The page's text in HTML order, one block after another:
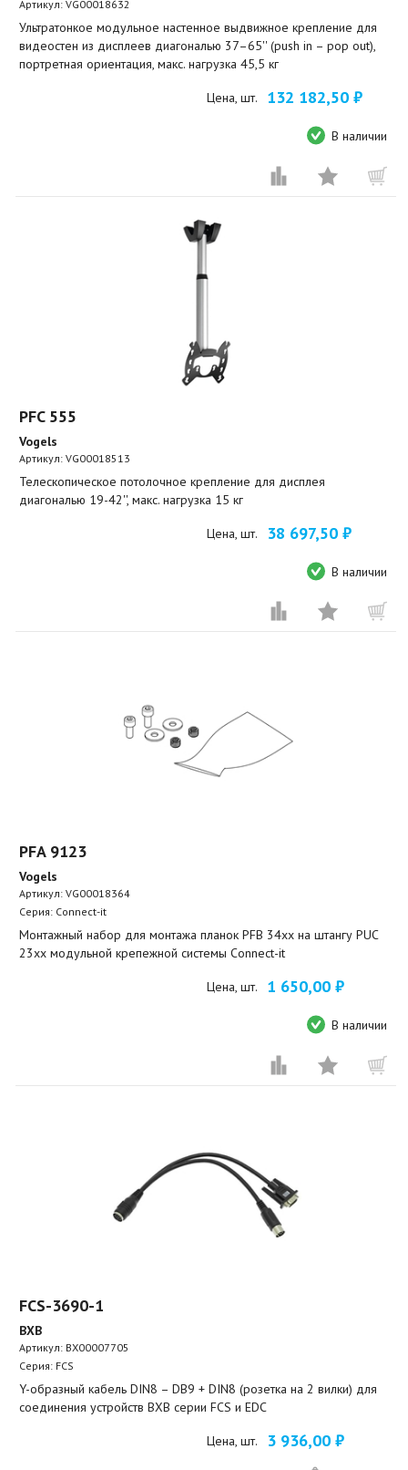
Артикул:VG00018632
Ультратонкое модульное настенное выдвижное крепление для
видеостен из дисплеев диагональю 37–65'' (push in – pop out),
портретная ориентация, макс. нагрузка 45,5 кг
Цена, шт. 132 182,50 ₽
В наличии
PFC 555
Vogels
Артикул:VG00018513
Телескопическое потолочное крепление для дисплея
диагональю 19-42'', макс. нагрузка 15 кг
Цена, шт. 38 697,50 ₽
В наличии
PFA 9123
Vogels
Артикул:VG00018364
Серия: Connect-it
Монтажный набор для монтажа планок PFB 34xx на штангу PUC
23xx модульной крепежной системы Connect-it
Цена, шт. 1 650,00 ₽
В наличии
FCS-3690-1
BXB
Артикул: BX00007705
Серия: FCS
Y-образный кабель DIN8 – DB9 + DIN8 (розетка на 2 вилки) для
соединения устройств BXB серии FCS и EDC
Цена, шт. 3 936,00 ₽